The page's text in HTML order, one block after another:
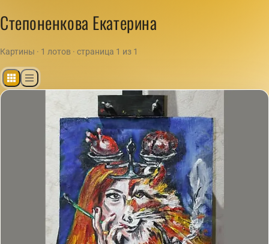
Степоненкова Екатерина
Картины · 1 лотов · страница 1 из 1